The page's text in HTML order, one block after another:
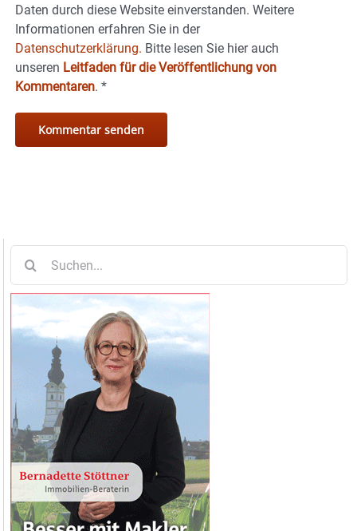
Daten durch diese Website einverstanden. Weitere
Informationen erfahren Sie in der
Datenschutzerklärung. Bitte lesen Sie hier auch
unseren Leitfaden für die Veröffentlichung von
Kommentaren. *
nach: